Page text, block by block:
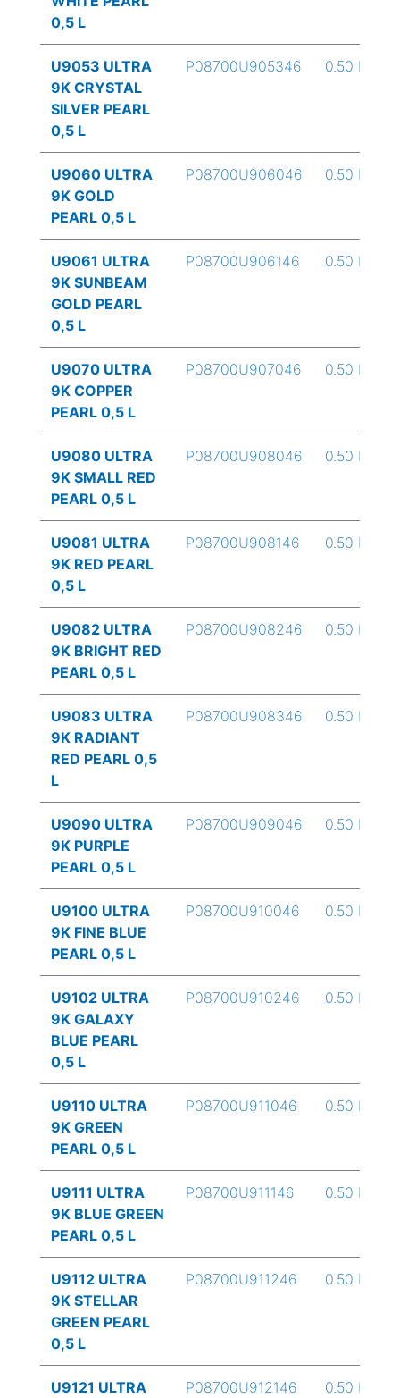
0,5 L
U9053 ULTRA
9K CRYSTAL
SILVER PEARL
0,5 L
P08700U905346 0.50 L
U9060 ULTRA
9K GOLD
PEARL 0,5 L
P08700U906046 0.50 L
U9061 ULTRA
9K SUNBEAM
GOLD PEARL
0,5 L
P08700U906146 0.50 L
U9070 ULTRA
9K COPPER
PEARL 0,5 L
P08700U907046 0.50 L
U9080 ULTRA
9K SMALL RED
PEARL 0,5 L
P08700U908046 0.50 L
U9081 ULTRA
9K RED PEARL
0,5 L
P08700U908146 0.50 L
U9082 ULTRA
9K BRIGHT RED
PEARL 0,5 L
P08700U908246 0.50 L
U9083 ULTRA
9K RADIANT
RED PEARL 0,5
L
P08700U908346 0.50 L
U9090 ULTRA
9K PURPLE
PEARL 0,5 L
P08700U909046 0.50 L
U9100 ULTRA
9K FINE BLUE
PEARL 0,5 L
P08700U910046 0.50 L
U9102 ULTRA
9K GALAXY
BLUE PEARL
0,5 L
P08700U910246 0.50 L
U9110 ULTRA
9K GREEN
PEARL 0,5 L
P08700U911046 0.50 L
U9111 ULTRA
9K BLUE GREEN
PEARL 0,5 L
P08700U911146 0.50 L
U9112 ULTRA
9K STELLAR
GREEN PEARL
0,5 L
P08700U911246 0.50 L
U9121 ULTRA
P08700U912146 0.50 L